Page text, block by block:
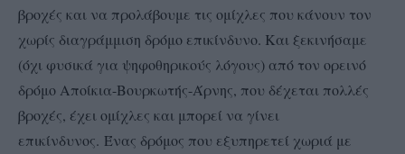
βροχές και να προλάβουμε τις ομίχλες που κάνουν τον
χωρίς διαγράμμιση δρόμο επικίνδυνο. Και ξεκινήσαμε
(όχι φυσικά για ψηφοθηρικούς λόγους) από τον ορεινό
δρόμο Αποίκια-Βουρκωτής-Άρνης, που δέχεται πολλές
βροχές, έχει ομίχλες και μπορεί να γίνει
επικίνδυνος. Ένας δρόμος που εξυπηρετεί χωριά με